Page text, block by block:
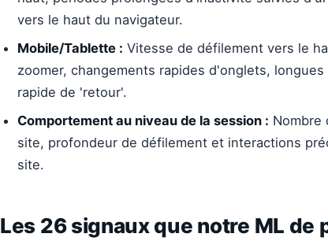
vers le haut du navigateur.
Mobile/Tablette : Vitesse de défilement vers le
zoomer, changements rapides d'onglets,
rapide de 'retour'.
Comportement au niveau de la session : Nombre
site, profondeur de défilement et interactions
site.
Les 26 signaux que notre ML de